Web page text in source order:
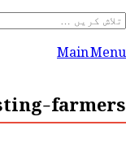
تلاش
کریں
Main Menu
farmers-